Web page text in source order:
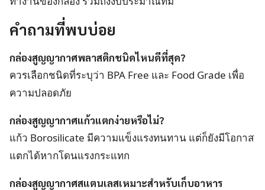
คำถามที่พบบ่อย
กล่องสูญญากาศพลาสติกชนิดไหนดีที่สุด?
ควรเลือกชนิดที่ระบุว่า BPA Free และ Food Grade เพื่อ
ความปลอดภัย
กล่องสูญญากาศแก้วแตกง่ายหรือไม่?
แก้ว Borosilicate มีความแข็งแรงทนทาน แต่ก็ยังมีโอกาส
แตกได้หากโดนแรงกระแทก
กล่องสูญญากาศสแตนเลสเหมาะสำหรับเก็บอาหาร